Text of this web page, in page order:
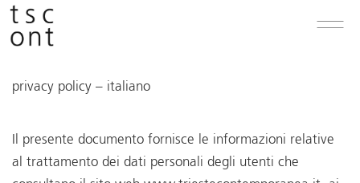
privacy policy – italiano
Il presente documento fornisce le informazioni relative
al trattamento dei dati personali degli utenti che